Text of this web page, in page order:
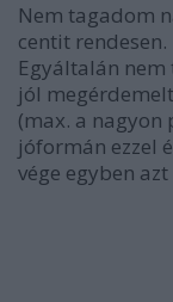
Nem tagadom
centit rendesen.
Egyáltalán
jól
(max. a nagyon
jóformán ezzel
vége egyben